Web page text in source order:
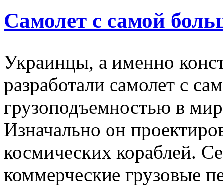
Самолет с самой
Украинцы, а именно
разработали самолет с
грузоподъемностью в
Изначально он
космических кораблей.
коммерческие грузовые